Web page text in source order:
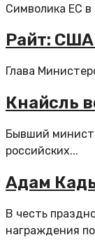
Символика ЕС в
Райт:
Глава
Кнайсль
Бывший
российских...
Адам
В честь
награждения